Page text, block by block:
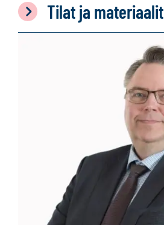
Tilat ja materiaalit